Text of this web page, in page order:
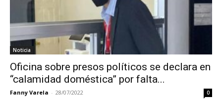
Noticia
Oficina sobre presos políticos se declara en
“calamidad doméstica” por falta...
Fanny Varela - 28/07/2022 0